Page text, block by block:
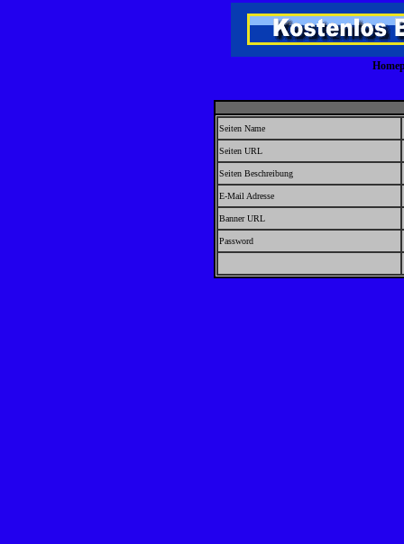
Seiten Name
Seiten URL
Seiten Beschreibung
E-Mail Adresse
Banner URL
Password